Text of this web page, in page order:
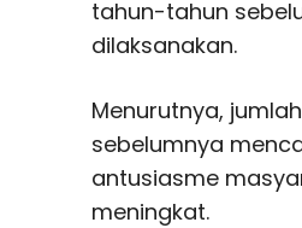
tahun-tahun
dilaksanakan.
Menurutnya,
sebelumnya
antusiasme
meningkat.